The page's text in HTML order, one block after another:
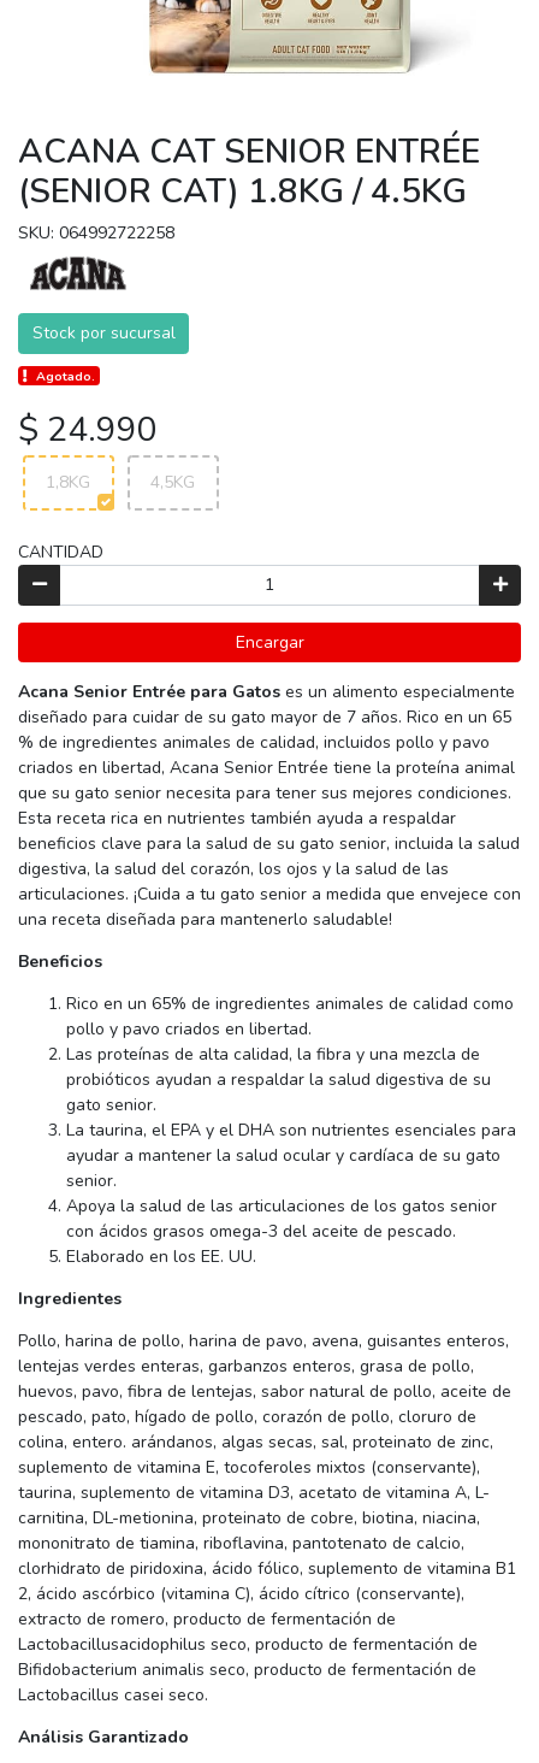
ACANA CAT SENIOR ENTRÉE
(SENIOR CAT) 1.8KG / 4.5KG
SKU: 064992722258
Stock por sucursal
Agotado.
$ 24.990
1,8KG 4,5KG
CANTIDAD
Encargar
Acana Senior Entrée para Gatos es un alimento especialmente
diseñado para cuidar de su gato mayor de 7 años. Rico en un 65
% de ingredientes animales de calidad, incluidos pollo y pavo
criados en libertad, Acana Senior Entrée tiene la proteína animal
que su gato senior necesita para tener sus mejores condiciones.
Esta receta rica en nutrientes también ayuda a respaldar
beneficios clave para la salud de su gato senior, incluida la salud
digestiva, la salud del corazón, los ojos y la salud de las
articulaciones. ¡Cuida a tu gato senior a medida que envejece con
una receta diseñada para mantenerlo saludable!
Beneficios
Rico en un 65% de ingredientes animales de calidad como
pollo y pavo criados en libertad.
Las proteínas de alta calidad, la fibra y una mezcla de
probióticos ayudan a respaldar la salud digestiva de su
gato senior.
La taurina, el EPA y el DHA son nutrientes esenciales para
ayudar a mantener la salud ocular y cardíaca de su gato
senior.
Apoya la salud de las articulaciones de los gatos senior
con ácidos grasos omega-3 del aceite de pescado.
Elaborado en los EE. UU.
Ingredientes
Pollo, harina de pollo, harina de pavo, avena, guisantes enteros,
lentejas verdes enteras, garbanzos enteros, grasa de pollo,
huevos, pavo, fibra de lentejas, sabor natural de pollo, aceite de
pescado, pato, hígado de pollo, corazón de pollo, cloruro de
colina, entero. arándanos, algas secas, sal, proteinato de zinc,
suplemento de vitamina E, tocoferoles mixtos (conservante),
taurina, suplemento de vitamina D3, acetato de vitamina A, L-
carnitina, DL-metionina, proteinato de cobre, biotina, niacina,
mononitrato de tiamina, riboflavina, pantotenato de calcio,
clorhidrato de piridoxina, ácido fólico, suplemento de vitamina B1
2, ácido ascórbico (vitamina C), ácido cítrico (conservante),
extracto de romero, producto de fermentación de
Lactobacillusacidophilus seco, producto de fermentación de
Bifidobacterium animalis seco, producto de fermentación de
Lactobacillus casei seco.
Análisis Garantizado